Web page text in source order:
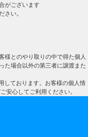
がございます
さい。
様とのやり取りの中で得た個人
た場合以外の第三者に譲渡また
しております。お客様の個人情
安心してご利用ください。